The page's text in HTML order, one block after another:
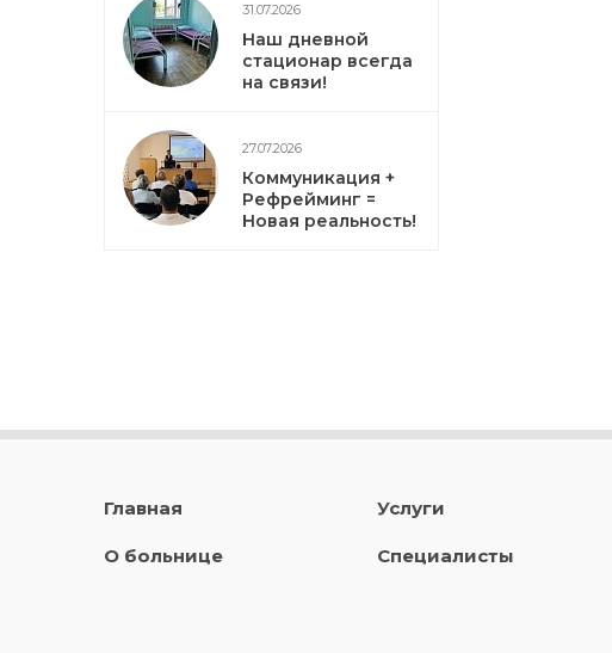
31.07.2026
Наш дневной
стационар всегда
на связи!
27.07.2026
Коммуникация +
Рефрейминг =
Новая реальность!
Главная
О больнице
Услуги
Специалисты